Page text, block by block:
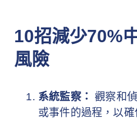
10招減少70%
風險
系統監察： 觀察和
或事件的過程，以